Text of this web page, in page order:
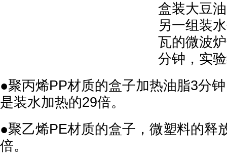
盒装大豆
另一组装
瓦的微波
分钟，实
●聚丙烯PP材质的盒子加热油脂3分
是装水加热的29倍。
●聚乙烯PE材质的盒子，微塑料的释
倍。